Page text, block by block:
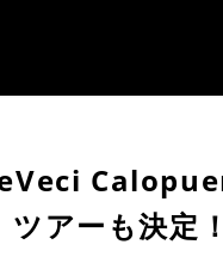
ツアーも決定